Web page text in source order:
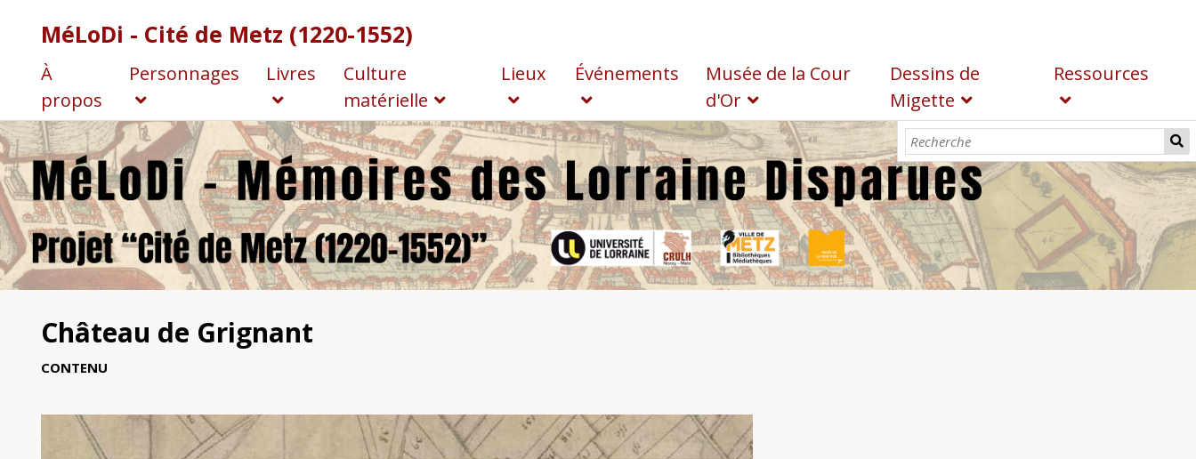
MéLoDi - Cité de Metz (1220-1552)
À
propos
Personnages Livres
Culture
matérielle
Lieux Événements
Musée de la Cour
d'Or
Dessins de
Migette
Ressources
Château de Grignant
CONTENU